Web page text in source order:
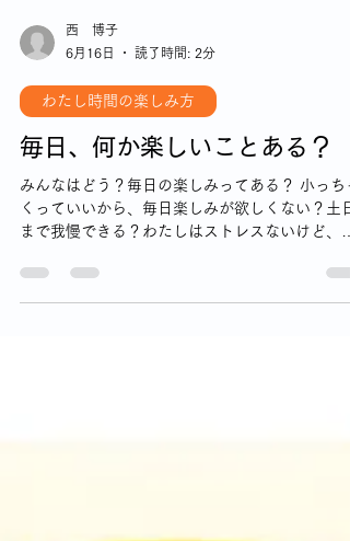
西 博子
6月16日
読了時間: 2分
わたし時間の楽しみ方